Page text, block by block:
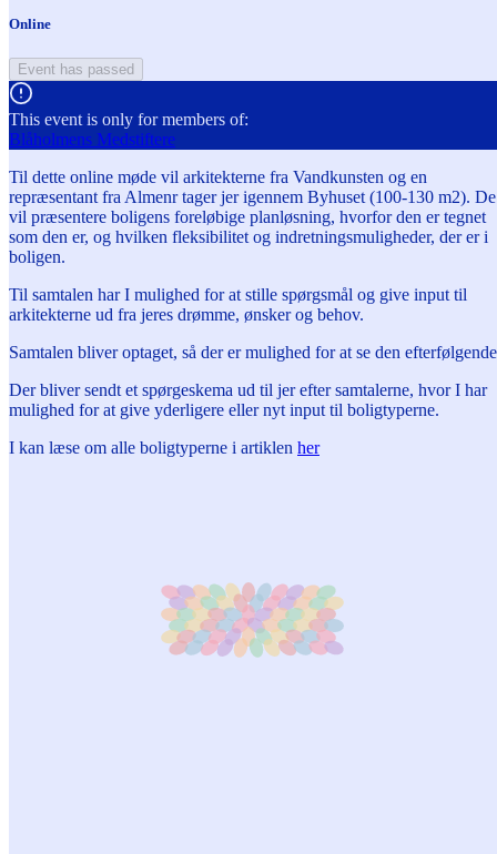
Online
Event has passed
This event is only for members of:
Blåholmens Medstiftere
Til dette online møde vil arkitekterne fra Vandkunsten og en
repræsentant fra Almenr tager jer igennem Byhuset (100-130 m2). De
vil præsentere boligens foreløbige planløsning, hvorfor den er tegnet
som den er, og hvilken fleksibilitet og indretningsmuligheder, der er i
boligen.
Til samtalen har I mulighed for at stille spørgsmål og give input til
arkitekterne ud fra jeres drømme, ønsker og behov.
Samtalen bliver optaget, så der er mulighed for at se den
Der bliver sendt et spørgeskema ud til jer efter samtalerne, hvor I har
mulighed for at give yderligere eller nyt input til boligtyperne.
I kan læse om alle boligtyperne i artiklen her